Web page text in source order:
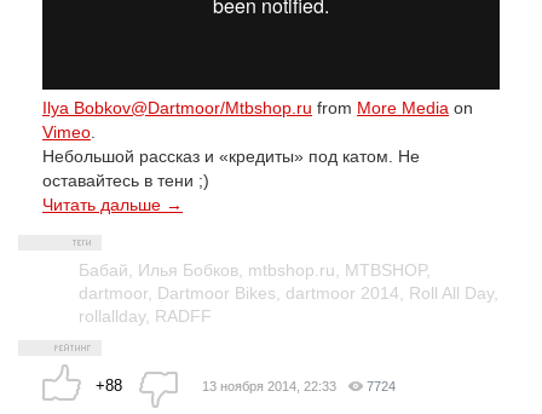
Ilya Bobkov@Dartmoor/Mtbshop.ru from More Media on
Vimeo
Небольшой рассказ и «кредиты» под катом. Не
оставайтесь в тени ;)
Читать дальше →
Бабай Илья Бобков mtbshop.ru MTBSHOP,
dartmoor Dartmoor Bikes dartmoor 2014 Roll All Day,
rollallday, RADFF
+88 13 ноября 2014, 22:33 7724